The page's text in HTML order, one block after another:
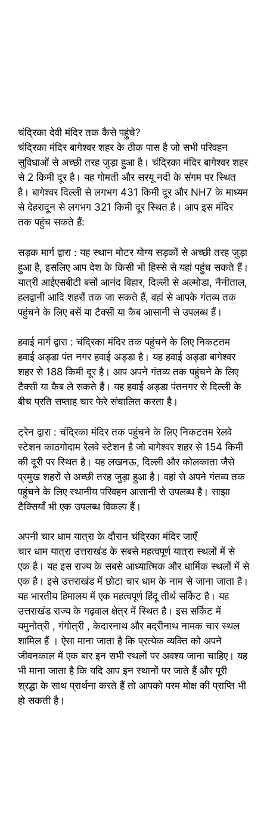
चंद्रिका देवी मंदिर तक कैसे पहुंचे?
चंद्रिका मंदिर बागेश्वर शहर के ठीक पास है जो सभी परिवहन
सुविधाओं से अच्छी तरह जुड़ा हुआ है। चंद्रिका मंदिर बागेश्वर शहर
से 2 किमी दूर है। यह गोमती और सरयू नदी के संगम पर स्थित
है। बागेश्वर दिल्ली से लगभग 431 किमी दूर और NH7 के माध्यम
से देहरादून से लगभग 321 किमी दूर स्थित है। आप इस मंदिर
तक पहुंच सकते हैं:
सड़क मार्ग द्वारा : यह स्थान मोटर योग्य सड़कों से अच्छी तरह जुड़ा
हुआ है, इसलिए आप देश के किसी भी हिस्से से यहां पहुंच सकते हैं।
यात्री आईएसबीटी बसों आनंद विहार, दिल्ली से अल्मोडा, नैनीताल,
हलद्वानी आदि शहरों तक जा सकते हैं, वहां से आपके गंतव्य तक
पहुंचने के लिए बसें या टैक्सी या कैब आसानी से उपलब्ध हैं।
हवाई मार्ग द्वारा : चंद्रिका मंदिर तक पहुंचने के लिए निकटतम
हवाई अड्डा पंत नगर हवाई अड्डा है। यह हवाई अड्डा बागेश्वर
शहर से 188 किमी दूर है। आप अपने गंतव्य तक पहुंचने के लिए
टैक्सी या कैब ले सकते हैं। यह हवाई अड्डा पंतनगर से दिल्ली के
बीच प्रति सप्ताह चार फेरे संचालित करता है।
ट्रेन द्वारा : चंद्रिका मंदिर तक पहुंचने के लिए निकटतम रेलवे
स्टेशन काठगोदाम रेलवे स्टेशन है जो बागेश्वर शहर से 154 किमी
की दूरी पर स्थित है। यह लखनऊ, दिल्ली और कोलकाता जैसे
प्रमुख शहरों से अच्छी तरह जुड़ा हुआ है। वहां से अपने गंतव्य तक
पहुंचने के लिए स्थानीय परिवहन आसानी से उपलब्ध है। साझा
टैक्सियाँ भी एक उपलब्ध विकल्प हैं।
अपनी चार धाम यात्रा के दौरान चंद्रिका मंदिर जाएँ
चार धाम यात्रा उत्तराखंड के सबसे महत्वपूर्ण यात्रा स्थलों में से
एक है। यह इस राज्य के सबसे आध्यात्मिक और धार्मिक स्थलों में से
एक है। इसे उत्तराखंड में छोटा चार धाम के नाम से जाना जाता है।
यह भारतीय हिमालय में एक महत्वपूर्ण हिंदू तीर्थ सर्किट है। यह
उत्तराखंड राज्य के गढ़वाल क्षेत्र में स्थित है। इस सर्किट में
यमुनोत्री , गंगोत्री , केदारनाथ और बद्रीनाथ नामक चार स्थल
शामिल हैं । ऐसा माना जाता है कि प्रत्येक व्यक्ति को अपने
जीवनकाल में एक बार इन सभी स्थलों पर अवश्य जाना चाहिए। यह
भी माना जाता है कि यदि आप इन स्थानों पर जाते हैं और पूरी
श्रद्धा के साथ प्रार्थना करते हैं तो आपको परम मोक्ष की प्राप्ति भी
हो सकती है।